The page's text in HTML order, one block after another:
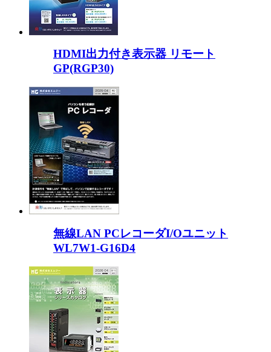
HDMI出力付き表示器 リモート
GP(RGP30)
無線LAN PCレコーダI/Oユニット
WL7W1-G16D4